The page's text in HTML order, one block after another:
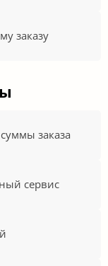
заказу
заказа
сервис